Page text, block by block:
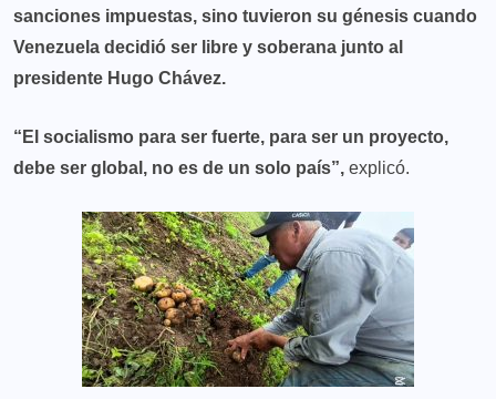
sanciones impuestas, sino tuvieron su génesis cuando
Venezuela decidió ser libre y soberana junto al
presidente Hugo Chávez.
“El socialismo para ser fuerte, para ser un proyecto,
debe ser global, no es de un solo país”, explicó.